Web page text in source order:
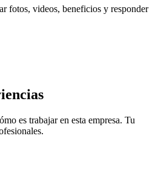
fotos, videos, beneficios y responder
es trabajar en esta empresa. Tu